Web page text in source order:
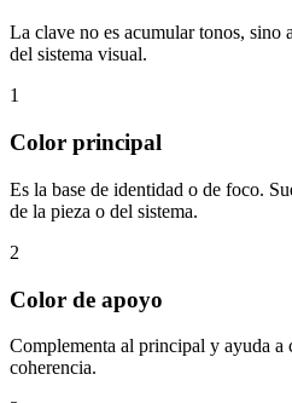
La clave no es acumular tonos, sino
del sistema visual.
1
Color principal
Es la base de identidad o de foco.
de la pieza o del sistema.
2
Color de apoyo
Complementa al principal y ayuda a
coherencia.